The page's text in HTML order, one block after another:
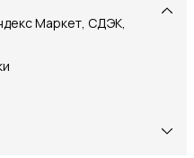
Маркет, СДЭК,